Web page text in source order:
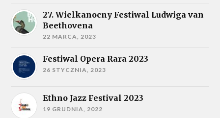
27. Wielkanocny Festiwal Ludwiga van
Beethovena
22 MARCA, 2023
Festiwal Opera Rara 2023
26 STYCZNIA, 2023
Ethno Jazz Festival 2023
19 GRUDNIA, 2022